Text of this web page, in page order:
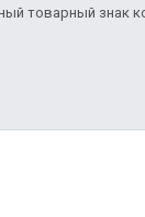
товарный знак